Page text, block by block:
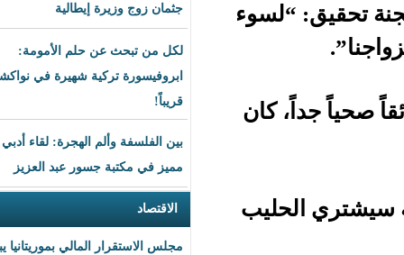
جثمان زوج وزيرة إيطالية
لكل من تبحث عن حلم الأمومة:
ابروفيسورة تركية شهيرة في نواكشوط
قريباً!
بين الفلسفة وألم الهجرة: لقاء أدبي
مميز في مكتبة جسور عبد العزيز
الاقتصاد
مجلس الاستقرار المالي بموريتانيا يبحث
كان